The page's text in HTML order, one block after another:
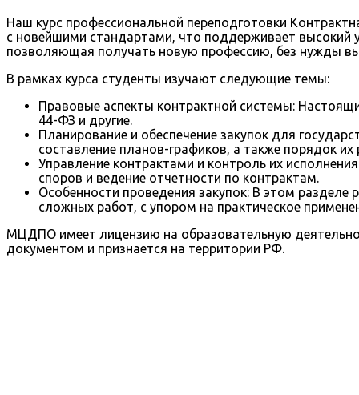
Наш курс профессиональной переподготовки
с новейшими стандартами, что поддерживает высокий
позволяющая получать новую профессию, без нужды
В рамках курса студенты изучают следующие темы:
Правовые аспекты контрактной системы:
44-ФЗ и другие.
Планирование и обеспечение закупок для
составление планов-графиков, а также порядок
Управление контрактами и контроль их
споров и ведение отчетности по контрактам.
Особенности проведения закупок: В этом
сложных работ, с упором на практическое
МЦДПО имеет лицензию на образовательную
документом и признается на территории РФ.